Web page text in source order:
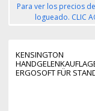
Para ver los precios
logueado. CLIC
KENSINGTON
ERGOSOFT FÜR